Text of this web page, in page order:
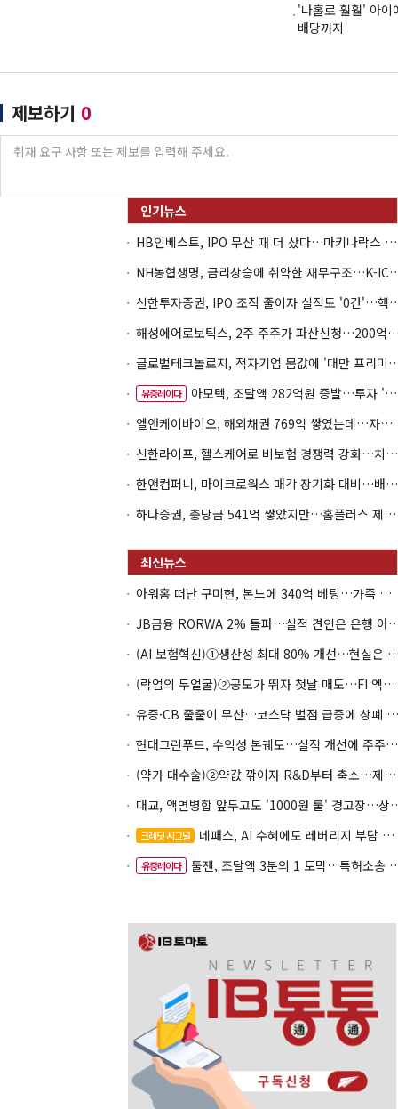
'나홀로 훨훨' 아이
배당까지
제보하기 0
HB인베스트, IPO 무산 때 더 샀다…마키나락스 투자 2.7배 회수
NH농협생명, 금리상승에 취
신한투자증권, IPO 조직 줄
해성에어로보틱스, 2주 주주가 파산
글로벌테크놀로지, 적자기업 몸값
유증레이다
아모텍, 조달액 282억원 증발…투자 '속도 조절' 불가피
엘앤케이바이오, 해외채권 769억 쌓였는데…자회사 4곳 자본잠식
신한라이프, 헬스케어로 비보험 경쟁력 강화…치매·간병 공략
한앤컴퍼니, 마이크로웍스 매각 장기화 대비…배당 회수판 깔았다
하나증권, 충당금 541억 쌓았지만…홈플러스 제재는 추가 비용 불씨
아워홈 떠난 구미현, 본느에 340억 베팅…가족 지배체제 구축
JB금융 RORWA 2% 돌파…실
(AI 보험혁신)①생산성 최대 80%
(락업의 두얼굴)②공모가 뛰자 첫날 매도…FI 엑시트 전략 갈렸다
유증·CB 줄줄이 무산…코스닥 벌점 급증에 상폐 압박
현대그린푸드, 수익성 본궤도…실적 개선에 주주환원까지
(약가 대수술)②약값 깎이자 R&D부터 축소…제약업계 비상경영 돌입
대교, 액면병합 앞두고
크레딧 시그널 네패스, AI 수혜에도 레버리지 부담 여전
유증레이다 툴젠, 조달액 3분의 1 토막…특허소송 비용부터 챙긴다